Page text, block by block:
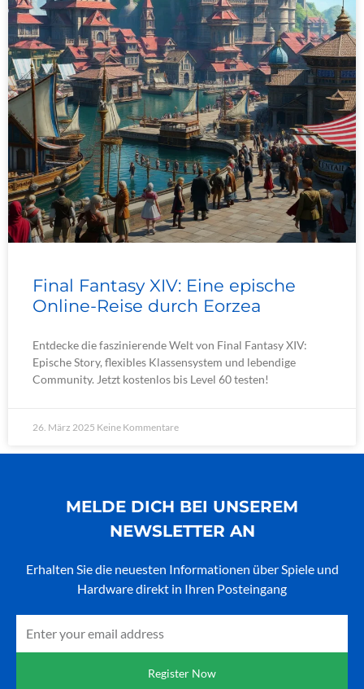
Final Fantasy XIV: Eine epische
Online-Reise durch Eorzea
Entdecke die faszinierende Welt von Final Fantasy XIV:
Epische Story, flexibles Klassensystem und lebendige
Community. Jetzt kostenlos bis Level 60 testen!
26. März 2025 Keine Kommentare
MELDE DICH BEI UNSEREM
NEWSLETTER AN
Erhalten Sie die neuesten Informationen über Spiele und
Hardware direkt in Ihren Posteingang
Register Now